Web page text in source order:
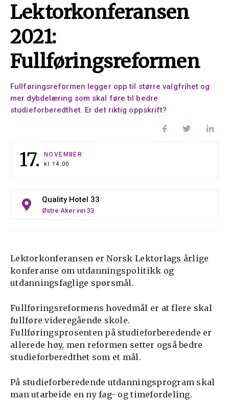
Lektorkonferansen
2021:
Fullføringsreformen
Fullføringsreformen legger opp til større valgfrihet og
mer dybdelæring som skal føre til bedre
studieforberedthet. Er det riktig oppskrift?
17. NOVEMBER
kl 14.00
Quality Hotel 33
Østre Aker vei 33
Lektorkonferansen er Norsk Lektorlags årlige
konferanse om utdanningspolitikk og
utdanningsfaglige spørsmål.
Fullføringsreformens hovedmål er at flere skal
fullføre videregående skole.
Fullføringsprosenten på studieforberedende er
allerede høy, men reformen setter også bedre
studieforberedthet som et mål.
På studieforberedende utdanningsprogram skal
man utarbeide en ny fag- og timefordeling.